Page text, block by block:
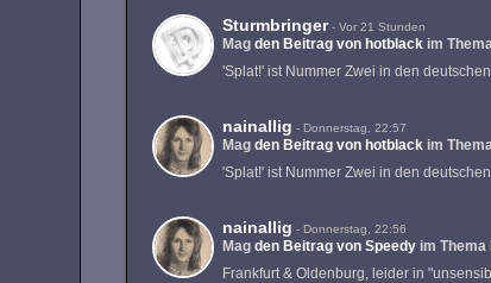
Sturmbringer-Vor 21 Stunden
Magden Beitrag von hotblack im
'Splat!' ist Nummer Zwei in den
nainallig - Donnerstag, 22:57
Magden Beitrag von hotblack im
'Splat!' ist Nummer Zwei in den
nainallig - Donnerstag, 22:56
Magden Beitrag vonSpeedy im Thema
Frankfurt & Oldenburg, leider in